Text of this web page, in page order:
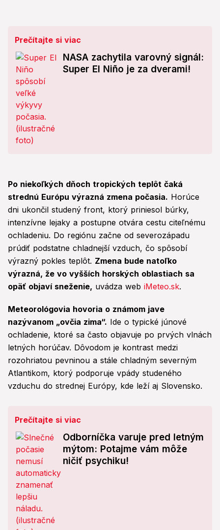
Prečítajte si viac
NASA zachytila ​​varovný signál:
Super El Niño je za dverami!
Po niekoľkých dňoch tropických teplôt čaká
strednú Európu výrazná zmena počasia. Horúce
dni ukončil studený front, ktorý priniesol búrky,
intenzívne lejaky a postupne otvára cestu citeľnému
ochladeniu. Do regiónu začne od severozápadu
prúdiť podstatne chladnejší vzduch, čo spôsobí
výrazný pokles teplôt. Zmena bude natoľko
výrazná, že vo vyšších horských oblastiach sa
opäť objaví sneženie, uvádza web iMeteo.sk.
Meteorológovia hovoria o známom jave
nazývanom „ovčia zima“. Ide o typické júnové
ochladenie, ktoré sa často objavuje po prvých vlnách
letných horúčav. Dôvodom je kontrast medzi
rozohriatou pevninou a stále chladným severným
Atlantikom, ktorý podporuje vpády studeného
vzduchu do strednej Európy, kde leží aj Slovensko.
Prečítajte si viac
Odborníčka varuje pred letným
mýtom: Potajme vám môže
ničiť psychiku!